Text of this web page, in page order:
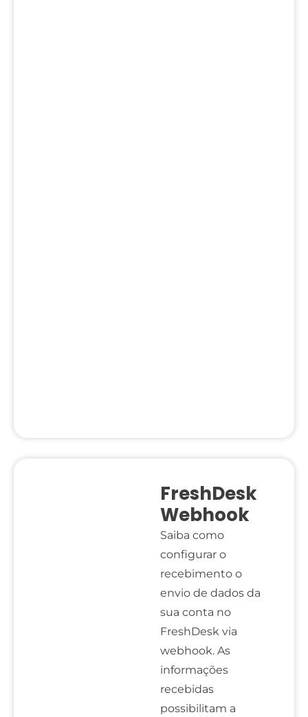
FreshDesk
Webhook
Saiba como
configurar o
recebimento o
envio de dados da
sua conta no
FreshDesk via
webhook. As
informações
recebidas
possibilitam a